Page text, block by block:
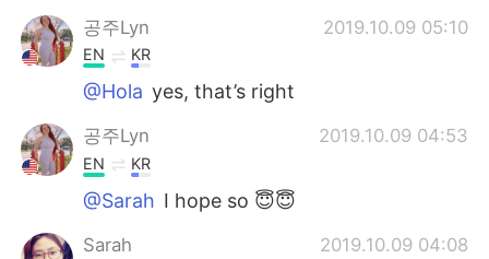
공주Lyn
2019.10.09 05:10
EN KR
@Hola yes, that’s right
공주Lyn 2019.10.09 04:53
EN KR
@Sarah I hope so 😇😇
Sarah 2019.10.09 04:08